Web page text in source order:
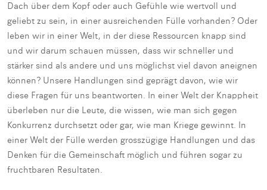
Dach über dem Kopf oder auch Gefühle wie wertvoll und
geliebt zu sein, in einer ausreichenden Fülle vorhanden? Oder
leben wir in einer Welt, in der diese Ressourcen knapp sind
und wir darum schauen müssen, dass wir schneller und
stärker sind als andere und uns möglichst viel davon aneignen
können? Unsere Handlungen sind geprägt davon, wie wir
diese Fragen für uns beantworten. In einer Welt der Knappheit
überleben nur die Leute, die wissen, wie man sich gegen
Konkurrenz durchsetzt oder gar, wie man Kriege gewinnt. In
einer Welt der Fülle werden grosszügige Handlungen und das
Denken für die Gemeinschaft möglich und führen sogar zu
fruchtbaren Resultaten.